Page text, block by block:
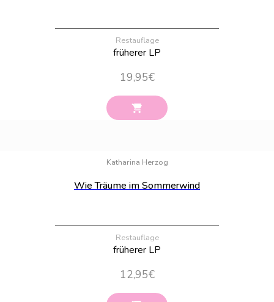
Restauflage
früherer LP
19,95€
Katharina Herzog
Wie Träume im Sommerwind
Restauflage
früherer LP
12,95€